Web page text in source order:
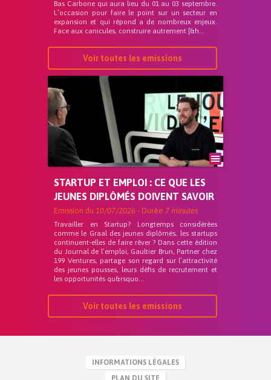
Bas Carbone qui aura lieu du 01 au 03 septembre.
L’occasion pour faire le point sur un secteur en
expansion et qui répond a de nombreux enjeux.
Face aux canicules, construire autrement [&h...
Voir toutes les emissions
STARTUP ET EMPLOI : CE QUE LES
JEUNES DIPLÔMÉS DOIVENT SAVOIR
Emission du 10/07/2026 - Durée 7 minutes
Travailler en Startup? Longtemps considérées
comme le Graal des jeunes diplômés, les startups
continuent-elles de faire rêver ? Dans cette édition
du Journal de l’emploi, Gaultier Brun, Partner chez
199 Ventures, partage son regard sur l’attractivité
des jeunes pousses, leurs défis de recrutement et
les opportunités qu&rsquo...
Voir toutes les emissions
INFORMATIONS LÉGALES
PLAN DU SITE